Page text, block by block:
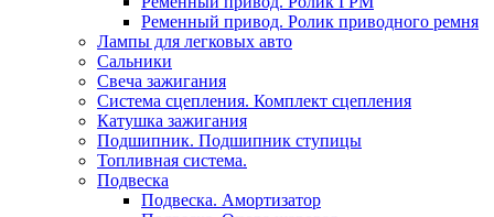
Ременный привод. Ролик приводного ремня
Лампы для легковых авто
Сальники
Свеча зажигания
Система сцепления. Комплект сцепления
Катушка зажигания
Подшипник. Подшипник ступицы
Топливная система.
Подвеска
Подвеска. Амортизатор